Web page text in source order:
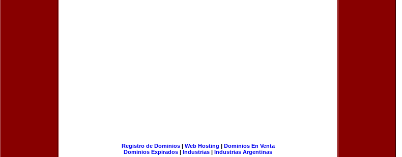
Registro de Dominios| Web Hosting | Dominios En Venta
Dominios Expirados | Industrias | Industrias Argentinas